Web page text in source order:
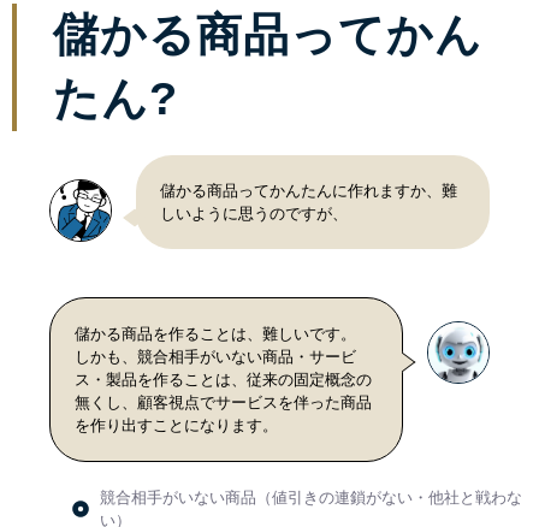
儲かる商品ってかん
たん?
儲かる商品ってかんたんに作れますか、難
しいように思うのですが、
儲かる商品を作ることは、難しいです。
しかも、競合相手がいない商品・サービ
ス・製品を作ることは、従来の固定概念の
無くし、顧客視点でサービスを伴った商品
を作り出すことになります。
競合相手がいない商品（値引きの連鎖がない・他社と戦わな
い）